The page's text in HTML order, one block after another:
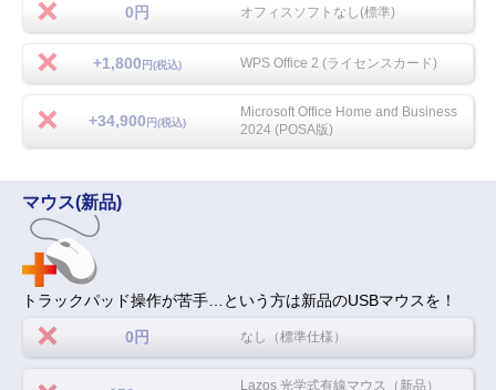
0円 オフィスソフトなし(標準)
+1,800 円(税込) WPS Office 2 (ライセンスカード)
+34,900 円(税込)
Microsoft Office Home and Business
2024 (POSA版)
マウス(新品)
トラックパッド操作が苦手…という方は新品のUSBマウスを！
0円 なし（標準仕様）
Lazos 光学式有線マウス（新品）